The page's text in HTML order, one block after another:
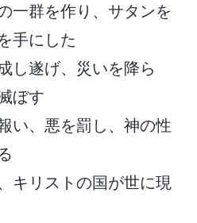
一群を作り、サタンを
手にした
し遂げ、災いを降ら
ぼす
い、悪を罰し、神の性
キリストの国が世に現